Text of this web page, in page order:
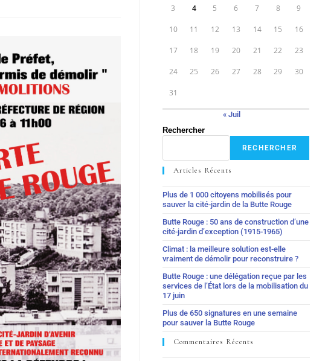
3 4 5 6 7 8 9
10 11 12 13 14 15 16
17 18 19 20 21 22 23
24 25 26 27 28 29 30
31
« Juil
Rechercher
RECHERCHER
Articles Récents
Plus de 1 000 citoyens mobilisés pour
sauver la cité-jardin de la Butte Rouge
Butte Rouge : 50 ans de construction d’une
cité-jardin d’exception (1915-1965)
Climat : la meilleure solution est-elle
vraiment de démolir pour reconstruire ?
Butte Rouge : une délégation reçue par les
services de l’État lors de la mobilisation du
17 juin
Plus de 650 signatures en une semaine
pour sauver la Butte Rouge
Commentaires Récents